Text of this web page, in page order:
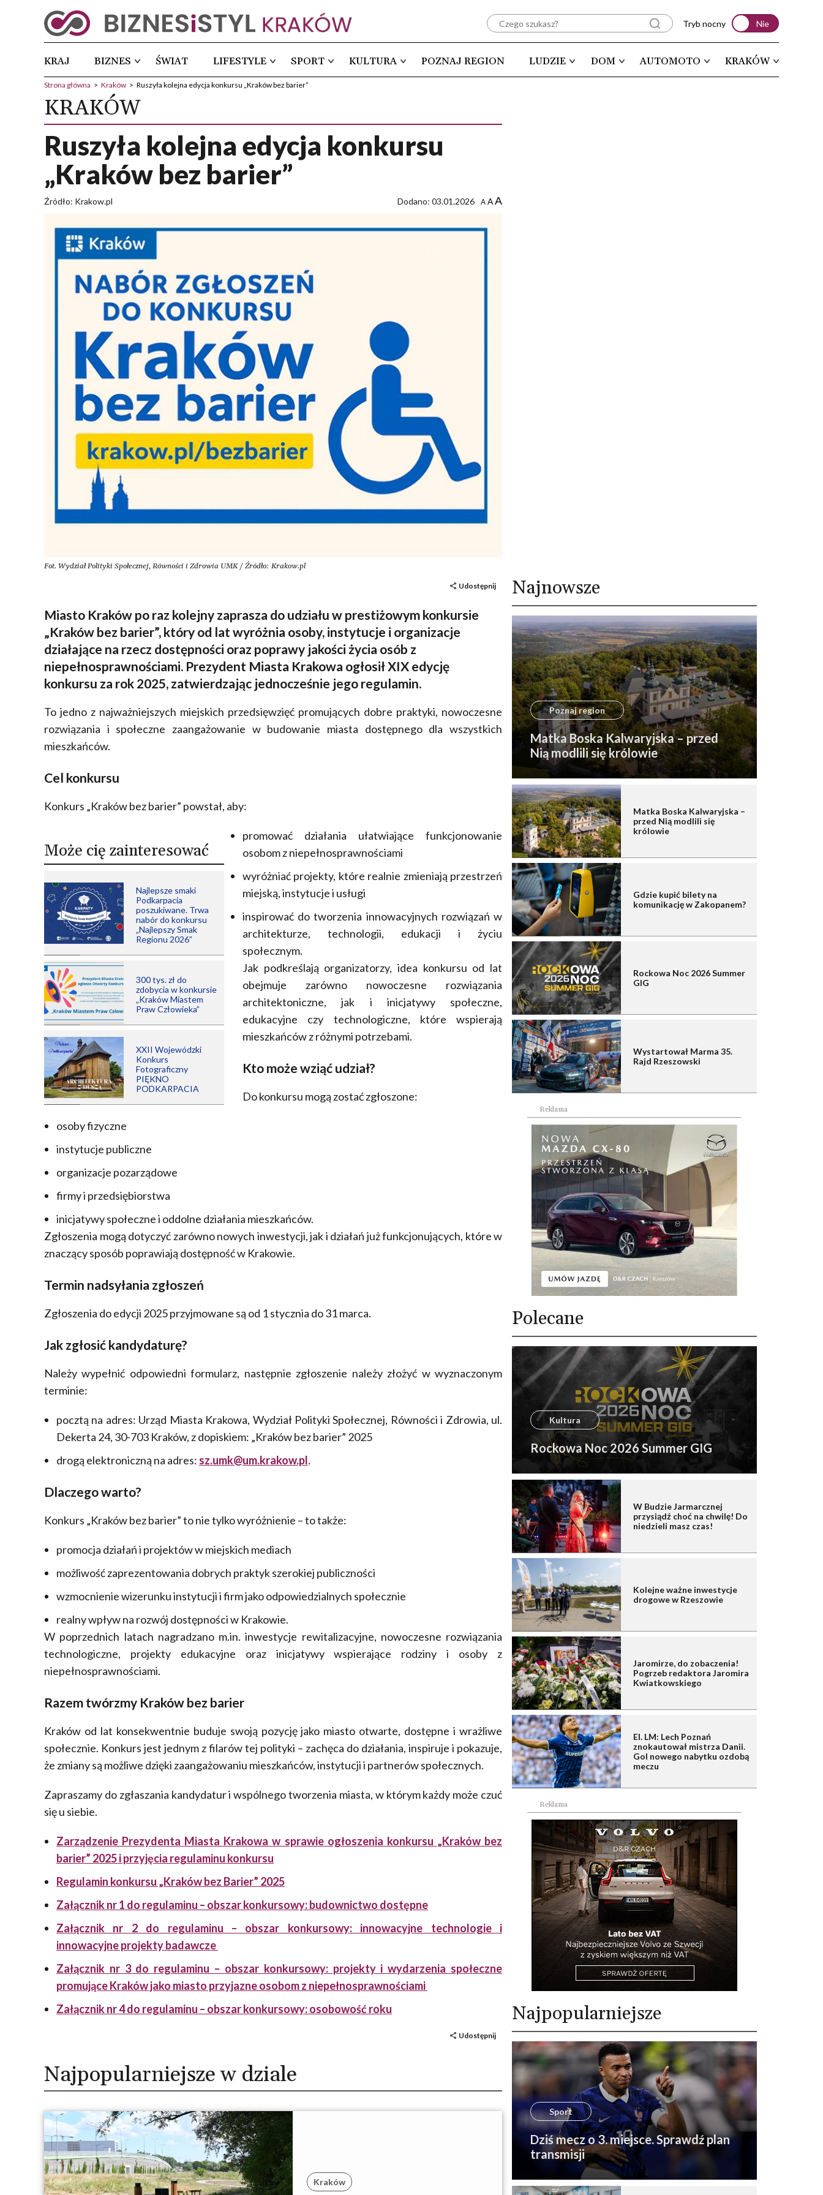
Tryb nocny Nie
KRAJ BIZNES ŚWIAT LIFESTYLE SPORT KULTURA POZNAJ REGION LUDZIE DOM AUTOMOTO KRAKÓW
Strona główna > Kraków > Ruszyła kolejna edycja konkursu „Kraków bez barier”
KRAKÓW
Ruszyła kolejna edycja konkursu
„Kraków bez barier”
Źródło: Krakow.pl Dodano: 03.01.2026 A AA
Fot. Wydział Polityki Społecznej, Równości i Zdrowia UMK / Źródło: Krakow.pl
Udostępnij
Miasto Kraków po raz kolejny zaprasza do udziału w prestiżowym konkursie
„Kraków bez barier”, który od lat wyróżnia osoby, instytucje i organizacje
działające na rzecz dostępności oraz poprawy jakości życia osób z
niepełnosprawnościami. Prezydent Miasta Krakowa ogłosił XIX edycję
konkursu za rok 2025, zatwierdzając jednocześnie jego regulamin.
To jedno z najważniejszych miejskich przedsięwzięć promujących dobre praktyki, nowoczesne
rozwiązania i społeczne zaangażowanie w budowanie miasta dostępnego dla wszystkich
mieszkańców.
Cel konkursu
Konkurs „Kraków bez barier” powstał, aby:
Może cię zainteresować
Najlepsze smaki
Podkarpacia
poszukiwane. Trwa
nabór do konkursu
„Najlepszy Smak
Regionu 2026”
300 tys. zł do
zdobycia w konkursie
„Kraków Miastem
Praw Człowieka”
XXII Wojewódzki
Konkurs
Fotograficzny
PIĘKNO
PODKARPACIA
promować działania ułatwiające funkcjonowanie
osobom z niepełnosprawnościami
wyróżniać projekty, które realnie zmieniają przestrzeń
miejską, instytucje i usługi
inspirować do tworzenia innowacyjnych rozwiązań w
architekturze, technologii, edukacji i życiu
społecznym.
Jak podkreślają organizatorzy, idea konkursu od lat
obejmuje zarówno nowoczesne rozwiązania
architektoniczne, jak i inicjatywy społeczne,
edukacyjne czy technologiczne, które wspierają
mieszkańców z różnymi potrzebami.
Kto może wziąć udział?
Do konkursu mogą zostać zgłoszone:
osoby fizyczne
instytucje publiczne
organizacje pozarządowe
firmy i przedsiębiorstwa
inicjatywy społeczne i oddolne działania mieszkańców.
Zgłoszenia mogą dotyczyć zarówno nowych inwestycji, jak i działań już funkcjonujących, które w
znaczący sposób poprawiają dostępność w Krakowie.
Termin nadsyłania zgłoszeń
Zgłoszenia do edycji 2025 przyjmowane są od 1 stycznia do 31 marca.
Jak zgłosić kandydaturę?
Należy wypełnić odpowiedni formularz, następnie zgłoszenie należy złożyć w wyznaczonym
terminie:
pocztą na adres: Urząd Miasta Krakowa, Wydział Polityki Społecznej, Równości i Zdrowia, ul.
Dekerta 24, 30-703 Kraków, z dopiskiem: „Kraków bez barier” 2025
drogą elektroniczną na adres: sz.umk@um.krakow.pl.
Dlaczego warto?
Konkurs „Kraków bez barier” to nie tylko wyróżnienie – to także:
promocja działań i projektów w miejskich mediach
możliwość zaprezentowania dobrych praktyk szerokiej publiczności
wzmocnienie wizerunku instytucji i firm jako odpowiedzialnych społecznie
realny wpływ na rozwój dostępności w Krakowie.
W poprzednich latach nagradzano m.in. inwestycje rewitalizacyjne, nowoczesne rozwiązania
technologiczne, projekty edukacyjne oraz inicjatywy wspierające rodziny i osoby z
niepełnosprawnościami.
Razem twórzmy Kraków bez barier
Kraków od lat konsekwentnie buduje swoją pozycję jako miasto otwarte, dostępne i wrażliwe
społecznie. Konkurs jest jednym z filarów tej polityki – zachęca do działania, inspiruje i pokazuje,
że zmiany są możliwe dzięki zaangażowaniu mieszkańców, instytucji i partnerów społecznych.
Zapraszamy do zgłaszania kandydatur i wspólnego tworzenia miasta, w którym każdy może czuć
się u siebie.
Zarządzenie Prezydenta Miasta Krakowa w sprawie ogłoszenia konkursu „Kraków bez
barier” 2025 i przyjęcia regulaminu konkursu
Regulamin konkursu „Kraków bez Barier” 2025
Załącznik nr 1 do regulaminu – obszar konkursowy: budownictwo dostępne
Załącznik nr 2 do regulaminu – obszar konkursowy: innowacyjne technologie i
innowacyjne projekty badawcze
Załącznik nr 3 do regulaminu – obszar konkursowy: projekty i wydarzenia społeczne
promujące Kraków jako miasto przyjazne osobom z niepełnosprawnościami
Załącznik nr 4 do regulaminu – obszar konkursowy: osobowość roku
Udostępnij
Najpopularniejsze w dziale
Kraków
Najnowsze
Poznaj region
Matka Boska Kalwaryjska – przed
Nią modlili się królowie
Matka Boska Kalwaryjska –
przed Nią modlili się
królowie
Gdzie kupić bilety na
komunikację w Zakopanem?
Rockowa Noc 2026 Summer
GIG
Wystartował Marma 35.
Rajd Rzeszowski
Reklama
Polecane
Kultura
Rockowa Noc 2026 Summer GIG
W Budzie Jarmarcznej
przysiądź choć na chwilę! Do
niedzieli masz czas!
Kolejne ważne inwestycje
drogowe w Rzeszowie
Jaromirze, do zobaczenia!
Pogrzeb redaktora Jaromira
Kwiatkowskiego
El. LM: Lech Poznań
znokautował mistrza Danii.
Gol nowego nabytku ozdobą
meczu
Reklama
Najpopularniejsze
Sport
Dziś mecz o 3. miejsce. Sprawdź plan
transmisji